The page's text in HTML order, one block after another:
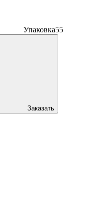
Упаковка55
Заказать